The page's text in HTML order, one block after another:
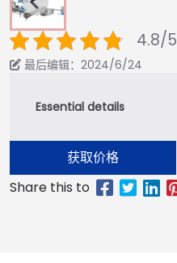
4.8/
最后编辑：2024/6/24
获取价格